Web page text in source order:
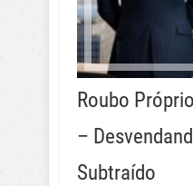
Roubo
–
Subtraído